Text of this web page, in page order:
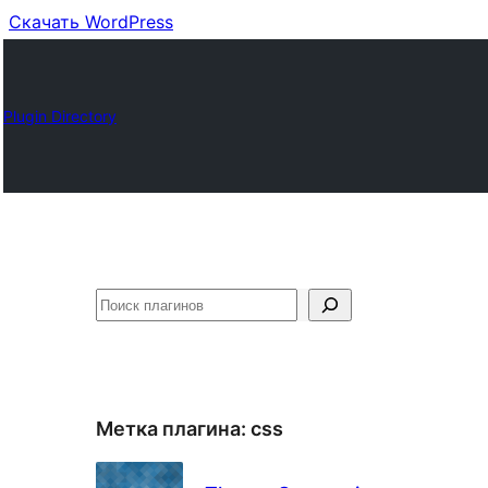
Скачать WordPress
Plugin Directory
Поиск
Метка плагина: css